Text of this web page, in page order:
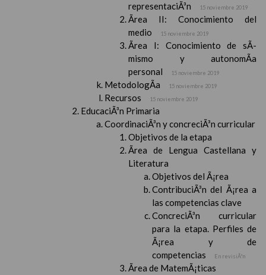
representaciÃ³n
15 noviembre 2019
Ãrea II: Conocimiento del
medio
15 noviembre 2019
Ãrea I: Conocimiento de sÃ­
mismo y autonomÃ­a
personal
15 noviembre 2019
MetodologÃ­a 15 noviembre 2019
Recursos 15 noviembre 2019
EducaciÃ³n Primaria
CoordinaciÃ³n y concreciÃ³n curricular
Objetivos de la etapa
Ãrea de Lengua Castellana y
Literatura
Objetivos del Ã¡rea
ContribuciÃ³n del Ã¡rea a
las competencias clave
ConcreciÃ³n curricular
para la etapa. Perfiles de
Ã¡rea y de
competencias
En revisiÃ³n
Ãrea de MatemÃ¡ticas